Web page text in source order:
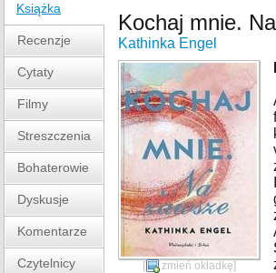
Książka
Recenzje
Cytaty
Filmy
Streszczenia
Bohaterowie
Dyskusje
Komentarze
Czytelnicy
Kochaj mnie.
Kathinka Engel
[ zmień okładkę]